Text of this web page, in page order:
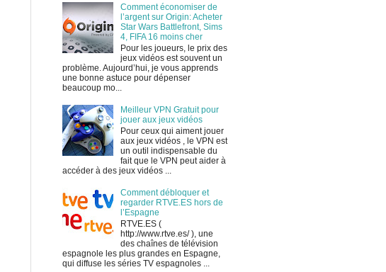
Comment économiser de
l’argent sur Origin: Acheter
Star Wars Battlefront, Sims
4, FIFA 16 moins cher
Pour les joueurs, le prix des
jeux vidéos est souvent un
problème. Aujourd’hui, je vous apprends
une bonne astuce pour dépenser
beaucoup mo...
Meilleur VPN Gratuit pour
jouer aux jeux vidéos
Pour ceux qui aiment jouer
aux jeux vidéos , le VPN est
un outil indispensable du
fait que le VPN peut aider à
accéder à des jeux vidéos ...
Comment débloquer et
regarder RTVE.ES hors de
l’Espagne
RTVE.ES (
http://www.rtve.es/ ), une
des chaînes de télévision
espagnole les plus grandes en Espagne,
qui diffuse les séries TV espagnoles ...